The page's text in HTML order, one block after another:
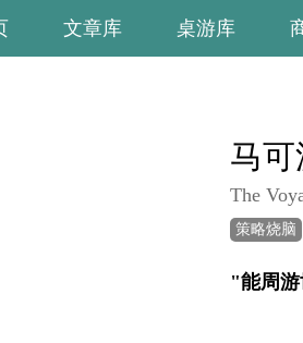
文章库 桌游库
马
The
策略烧脑
"能周